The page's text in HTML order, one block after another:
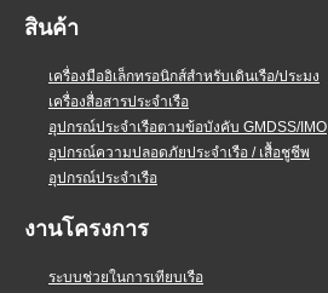
สินค้า
เครื่องมืออิเล็กทรอนิกส์สำหรับเดินเรือ/ประมง
เครื่องสื่อสารประจำเรือ
อุปกรณ์ประจำเรือตามข้อบังคับ GMDSS/IMO
อุปกรณ์ความปลอดภัยประจำเรือ / เสื้อชูชีพ
อุปกรณ์ประจำเรือ
งานโครงการ
ระบบช่วยในการเทียบเรือ